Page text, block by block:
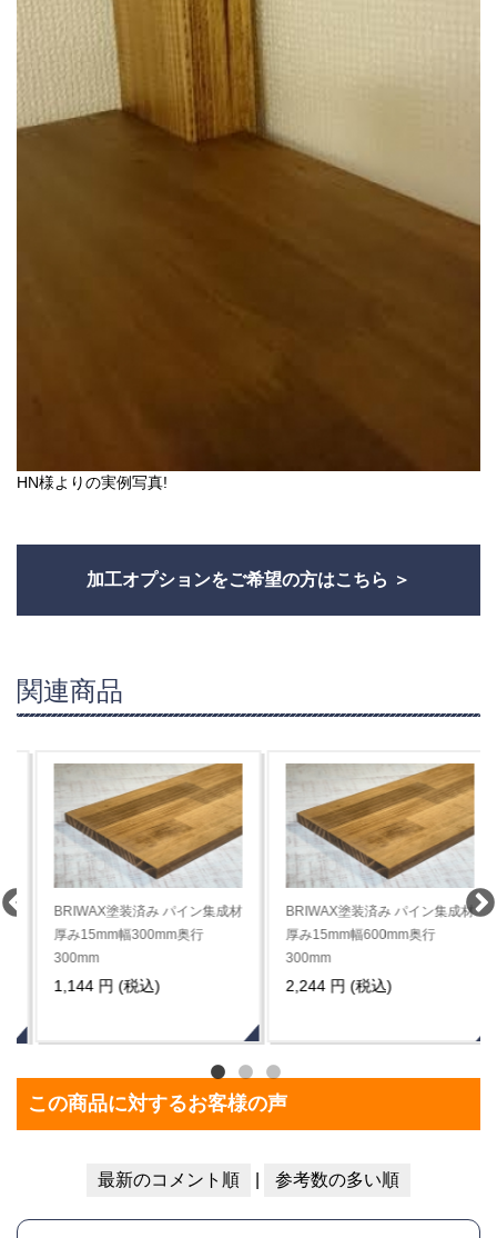
HN様よりの実例写真!
加工オプションをご希望の方はこちら
関連商品
BRIWAX塗装済み パイン集成材
厚み15mm幅300mm奥行
300mm
1,144 円 (税込)
BRIWAX塗装済み パイン集成材
厚み15mm幅600mm奥行
300mm
2,244 円 (税込)
この商品に対するお客様の声
最新のコメント順 参考数の多い順